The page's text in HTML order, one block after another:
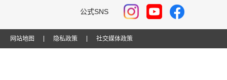
公式SNS
网站地图 隐私政策 社交媒体政策